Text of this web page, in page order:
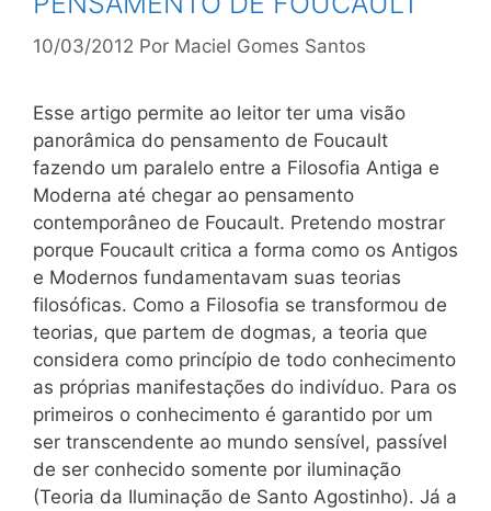
10/03/2012 Por Maciel Gomes Santos
Esse artigo permite ao leitor ter uma visão
panorâmica do pensamento de Foucault
fazendo um paralelo entre a Filosofia Antiga e
Moderna até chegar ao pensamento
contemporâneo de Foucault. Pretendo mostrar
porque Foucault critica a forma como os Antigos
e Modernos fundamentavam suas teorias
filosóficas. Como a Filosofia se transformou de
teorias, que partem de dogmas, a teoria que
considera como princípio de todo conhecimento
as próprias manifestações do indivíduo. Para os
primeiros o conhecimento é garantido por um
ser transcendente ao mundo sensível, passível
de ser conhecido somente por iluminação
(Teoria da Iluminação de Santo Agostinho). Já a